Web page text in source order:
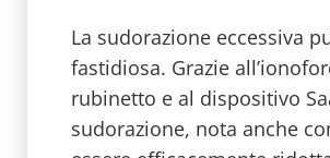
La sudorazione eccessiva
fastidiosa. Grazie
rubinetto e al dispositivo
sudorazione, nota anche